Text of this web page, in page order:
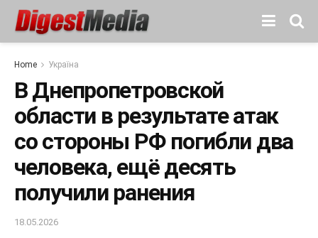
Home Україна
В Днепропетровской
области в результате атак
со стороны РФ погибли два
человека, ещё десять
получили ранения
18.05.2026